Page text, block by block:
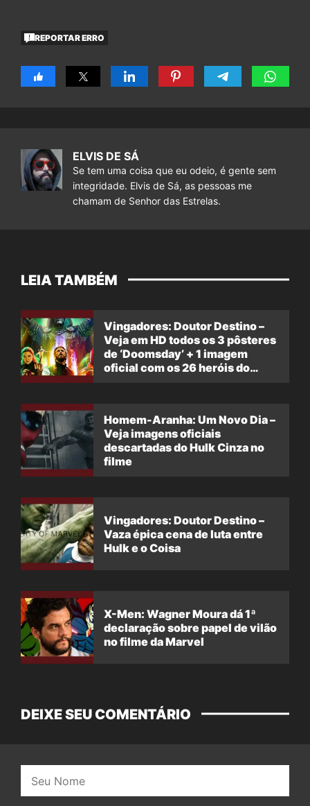
REPORTAR ERRO
ELVIS DE SÁ
Se tem uma coisa que eu odeio, é gente sem
integridade. Elvis de Sá, as pessoas me
chamam de Senhor das Estrelas.
LEIA TAMBÉM
Vingadores: Doutor Destino –
Veja em HD todos os 3 pôsteres
de ‘Doomsday’ + 1 imagem
oficial com os 26 heróis do
Homem-Aranha: Um Novo Dia –
Veja imagens oficiais
descartadas do Hulk Cinza no
filme
Vingadores: Doutor Destino –
Vaza épica cena de luta entre
Hulk e o Coisa
X-Men: Wagner Moura dá 1ª
declaração sobre papel de vilão
no filme da Marvel
DEIXE SEU COMENTÁRIO